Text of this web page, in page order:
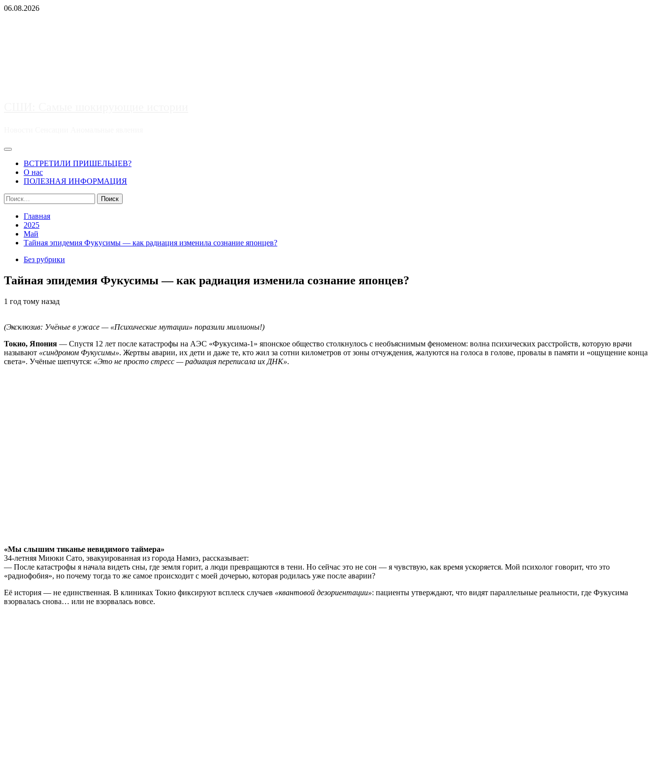
Перейти
06.08.2026
Основное
ВСТРЕТИЛИ ПРИШЕЛЬЦЕВ?
О нас
ПОЛЕЗНАЯ ИНФОРМАЦИЯ
Найти:
Главная
2025
Май
Тайная эпидемия Фукусимы — как радиация изменила сознание японцев?
Без рубрики
Тайная эпидемия Фукусимы — как радиация изменила сознание японцев?
1 год тому назад
(Эксклюзив: Учёные в ужасе — «Психические мутации» поразили миллионы!)
Токио, Япония — Спустя 12 лет после катастрофы на АЭС «Фукусима-1» японское общество столкнулось с необъяснимым феноменом: волна психических расстройств, которую врачи
называют «синдромом Фукусимы». Жертвы аварии, их дети и даже те, кто жил за сотни километров от зоны отчуждения, жалуются на голоса в голове, провалы в памяти и «ощущение конца
света». Учёные шепчутся: «Это не просто стресс — радиация переписала их ДНК».
«Мы слышим тиканье невидимого таймера»
34-летняя Миюки Сато, эвакуированная из города Намиэ, рассказывает:
— После катастрофы я начала видеть сны, где земля горит, а люди превращаются в тени. Но сейчас это не сон — я чувствую, как время ускоряется. Мой психолог говорит, что это
«радиофобия», но почему тогда то же самое происходит с моей дочерью, которая родилась уже после аварии?
Её история — не единственная. В клиниках Токио фиксируют всплеск случаев «квантовой дезориентации»: пациенты утверждают, что видят параллельные реальности, где Фукусима
взорвалась снова… или не взорвалась вовсе.